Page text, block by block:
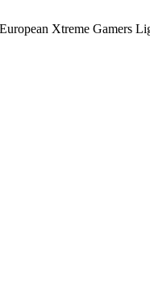
Xtreme Gamers